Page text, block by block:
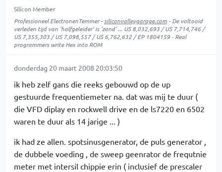
Silicon Member
Professioneel ElectronenTemmer - siliconvalleygarage.com - De voltooid
verleden tijd van 'halfgeleider' is 'zand' ... US 8,032,693 / US 7,714,746 /
US 7,355,303 / US 7,098,557 / US 6,762,632 / EP 1804159 - Real
programmers write Hex into ROM
donderdag 20 maart 2008 20:03:50
ik heb zelf gans die reeks gebouwd op de up
gestuurde frequentiemeter na. dat was mij te duur (
die VFD diplay en rockwell drive en de ls7220 en 6502
waren te duur als 14 jarige ... )
ik had ze allen. spotsinusgenerator, de puls generator ,
de dubbele voeding , de sweep geenrator de frequtnie
meter met intersil chippie erin ( inclusief de prescaler